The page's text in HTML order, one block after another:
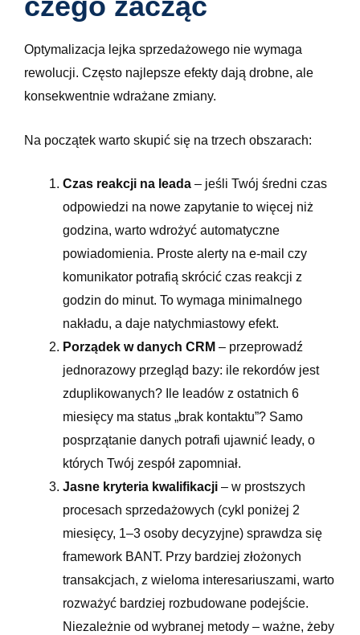
Optymalizacja lejka sprzedażowego nie wymaga
rewolucji. Często najlepsze efekty dają drobne, ale
konsekwentnie wdrażane zmiany.
Na początek warto skupić się na trzech obszarach:
Czas reakcji na leada – jeśli Twój średni czas
odpowiedzi na nowe zapytanie to więcej niż
godzina, warto wdrożyć automatyczne
powiadomienia. Proste alerty na e-mail czy
komunikator potrafią skrócić czas reakcji z
godzin do minut. To wymaga minimalnego
nakładu, a daje natychmiastowy efekt.
Porządek w danych CRM – przeprowadź
jednorazowy przegląd bazy: ile rekordów jest
zduplikowanych? Ile leadów z ostatnich 6
miesięcy ma status „brak kontaktu”? Samo
posprzątanie danych potrafi ujawnić leady, o
których Twój zespół zapomniał.
Jasne kryteria kwalifikacji – w prostszych
procesach sprzedażowych (cykl poniżej 2
miesięcy, 1–3 osoby decyzyjne) sprawdza się
framework BANT. Przy bardziej złożonych
transakcjach, z wieloma interesariuszami, warto
rozważyć bardziej rozbudowane podejście.
Niezależnie od wybranej metody – ważne, żeby